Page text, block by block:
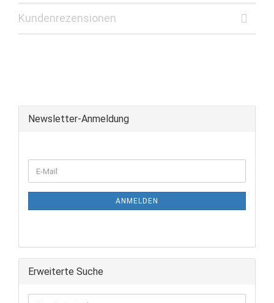
Kundenrezensionen
Newsletter-Anmeldung
ANMELDEN
Erweiterte Suche